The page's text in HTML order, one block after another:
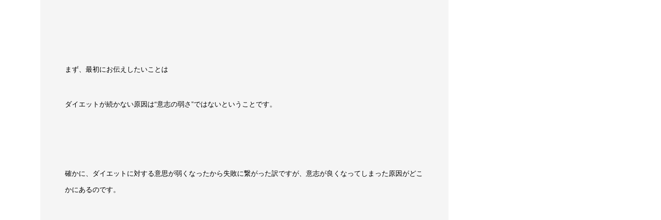
まず、最初にお伝えしたいことは
ダイエットが続かない原因は“意志の弱さ”ではないということです。
確かに、ダイエットに対する意思が弱くなったから失敗に繋がった訳ですが、意志が良くなってしまった原因がどこ
かにあるのです。